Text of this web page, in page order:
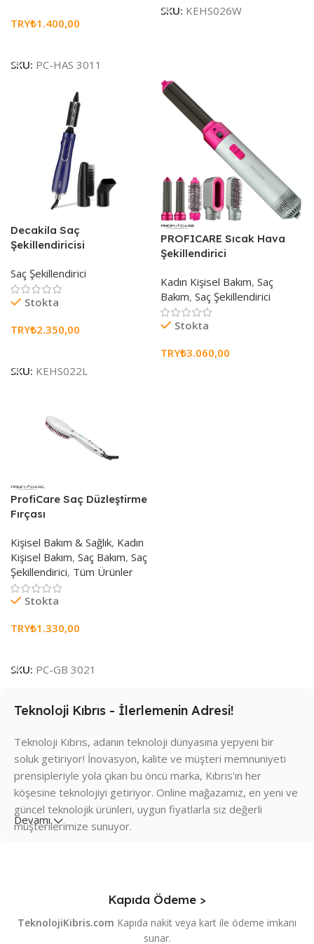
TRY₺1.400,00
SKU: PC-HAS 3011
SKU: KEHS026W
Decakila Saç
Şekillendiricisi
Saç Şekillendirici
Stokta
TRY₺2.350,00
SKU: KEHS022L
PROFICARE Sıcak Hava
Şekillendirici
Kadın Kişisel Bakım, Saç
Bakım, Saç Şekillendirici
Stokta
TRY₺3.060,00
ProfiCare Saç Düzleştirme
Fırçası
Kişisel Bakım & Sağlık, Kadın
Kişisel Bakım, Saç Bakım, Saç
Şekillendirici, Tüm Ürünler
Stokta
TRY₺1.330,00
SKU: PC-GB 3021
Teknoloji Kıbrıs - İlerlemenin Adresi!
Teknoloji Kıbrıs, adanın teknoloji dünyasına yepyeni bir
soluk getiriyor! İnovasyon, kalite ve müşteri memnuniyeti
prensipleriyle yola çıkan bu öncü marka, Kıbrıs'ın her
köşesine teknolojiyi getiriyor. Online mağazamız, en yeni ve
güncel teknolojik ürünleri, uygun fiyatlarla siz değerli
müşterilerimize sunuyor.
ediyor. Akıllı telefonlardan bilgisayar donanımına, oyun
ekipmanlarından ev elektroniğine kadar birçok kategoride
ürün bulabilirsiniz. Markamız, dünyaca ünlü markaların kaliteli
Devamı
Kapıda Ödeme >
TeknolojiKibris.com Kapıda nakit veya kart ile ödeme imkanı
sunar.